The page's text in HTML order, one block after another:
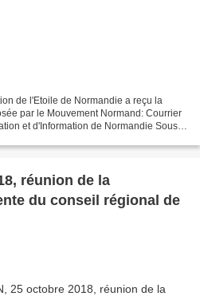
de l'Etoile de Normandie a reçu la
par le Mouvement Normand: Courrier
et d'Information de Normandie Sous
réunion de la
du conseil régional de